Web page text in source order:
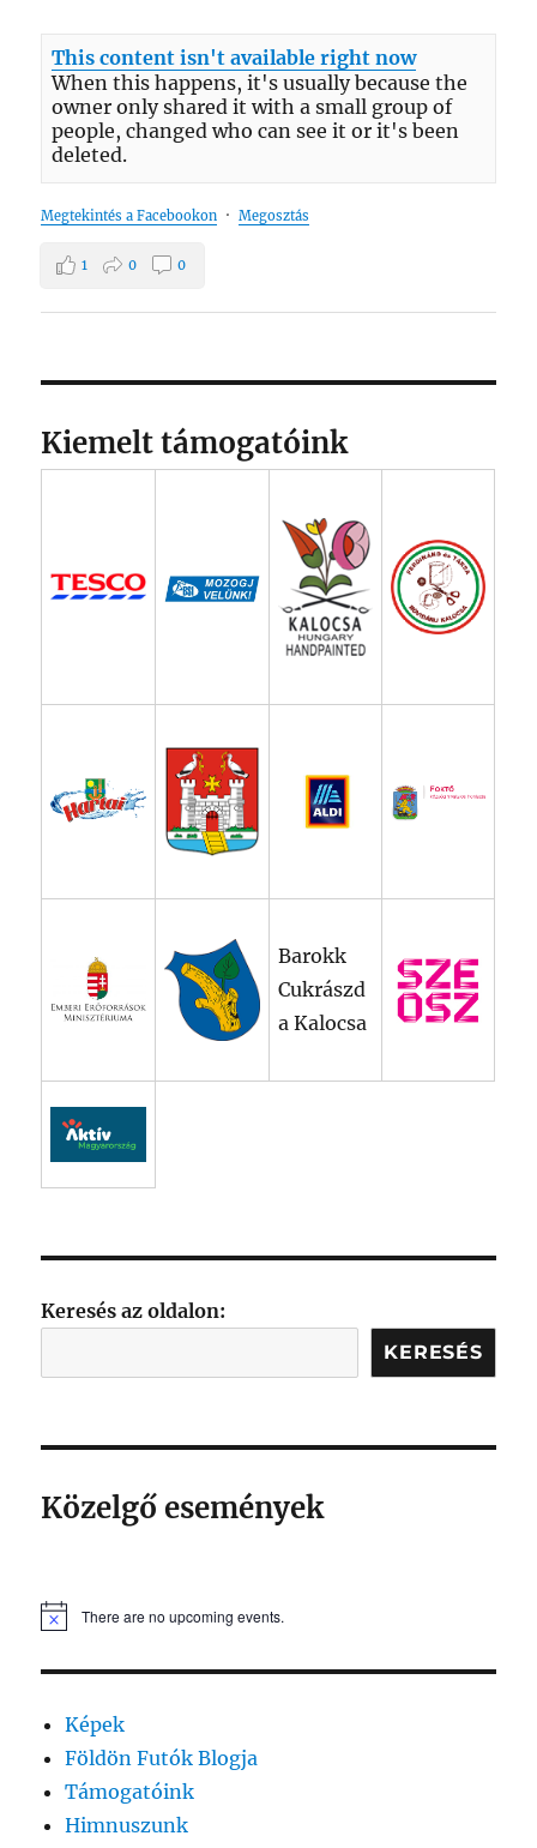
This content isn't available right now
When this happens, it's usually because the
owner only shared it with a small group of
people, changed who can see it or it's been
deleted.
Megtekintés a Facebookon · Megosztás
1 0 0
Kiemelt támogatóink
Barokk
Cukrászd
a Kalocsa
Keresés az oldalon:
KERESÉS
Közelgő események
There are no upcoming events.
Képek
Földön Futók Blogja
Támogatóink
Himnuszunk